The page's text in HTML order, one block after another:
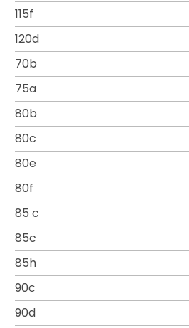
115f
120d
70b
75a
80b
80c
80e
80f
85 c
85c
85h
90c
90d